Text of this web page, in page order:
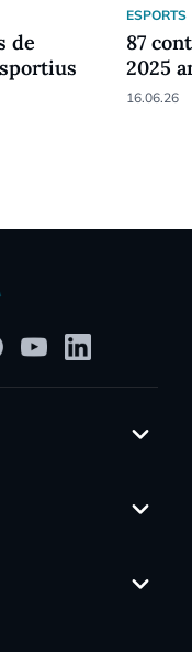
de
ESPORTS
87
2025
16.06.26